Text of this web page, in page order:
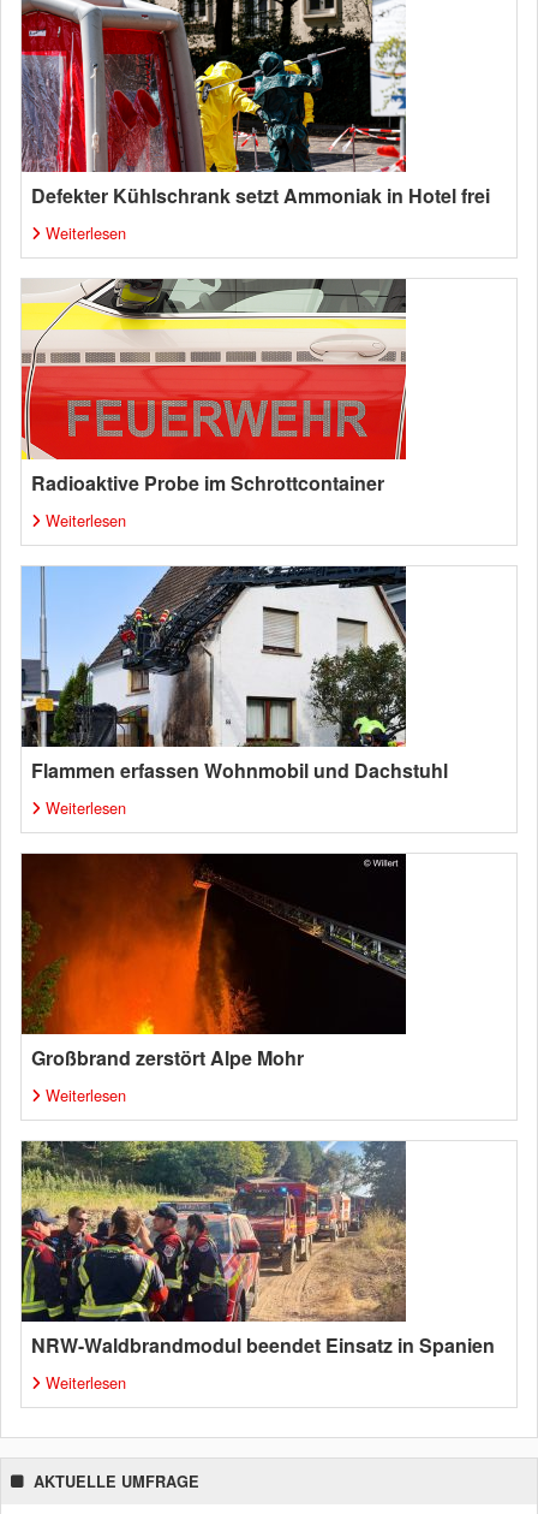
Defekter Kühlschrank setzt Ammoniak in Hotel frei
Weiterlesen
Radioaktive Probe im Schrottcontainer
Weiterlesen
Flammen erfassen Wohnmobil und Dachstuhl
Weiterlesen
Großbrand zerstört Alpe Mohr
Weiterlesen
NRW-Waldbrandmodul beendet Einsatz in Spanien
Weiterlesen
AKTUELLE UMFRAGE